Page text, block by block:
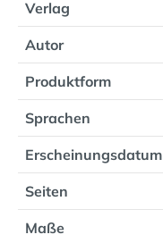
Verlag
Autor
Produktform
Sprachen
Erscheinungsdatum
Seiten
Maße